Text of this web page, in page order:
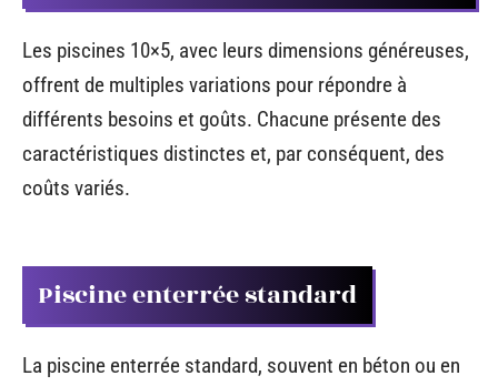
Les piscines 10×5, avec leurs dimensions généreuses,
offrent de multiples variations pour répondre à
différents besoins et goûts. Chacune présente des
caractéristiques distinctes et, par conséquent, des
coûts variés.
Piscine enterrée standard
La piscine enterrée standard, souvent en béton ou en